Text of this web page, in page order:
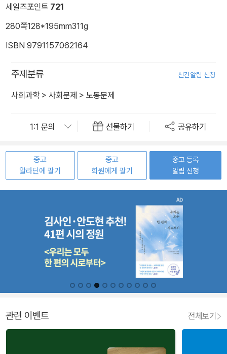
세일즈포인트 721
280쪽128*195mm311g
ISBN 9791157062164
주제분류 신간알림 신청
사회과학> 사회문제 > 노동문제
선물하기 공유하기
중고
알라딘에 팔기
중고
회원에게 팔기
중고 등록
알림 신청
관련 이벤트 전체보기